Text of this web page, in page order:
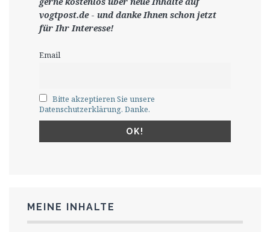
vogtpost.de- und danke Ihnen schon jetzt
für Ihr Interesse!
Email
Bitte akzeptieren Sie unsere
Datenschutzerklärung. Danke.
MEINE INHALTE